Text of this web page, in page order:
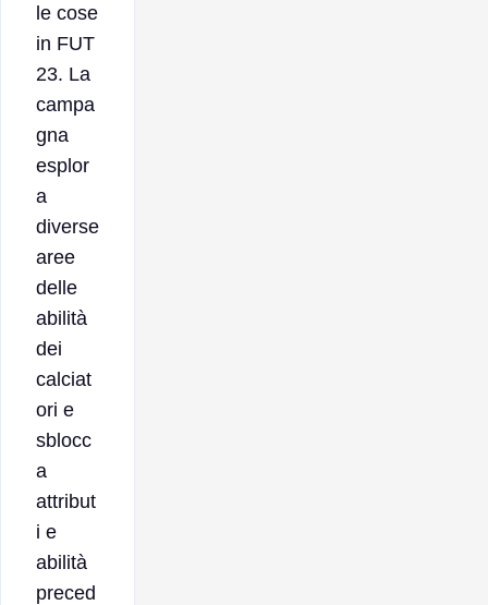
le cose
in FUT
23. La
campa
gna
esplor
a
diverse
aree
delle
abilità
dei
calciat
ori e
sblocc
a
attribut
i e
abilità
preced